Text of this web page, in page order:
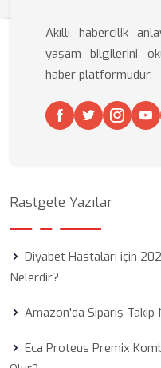
Akıllı habercilik
yaşam bilgilerini
haber platformudur.
Rastgele Yazılar
Diyabet Hastaları için
Nelerdir?
Amazon'da Sipariş Takip
Eca Proteus Premix